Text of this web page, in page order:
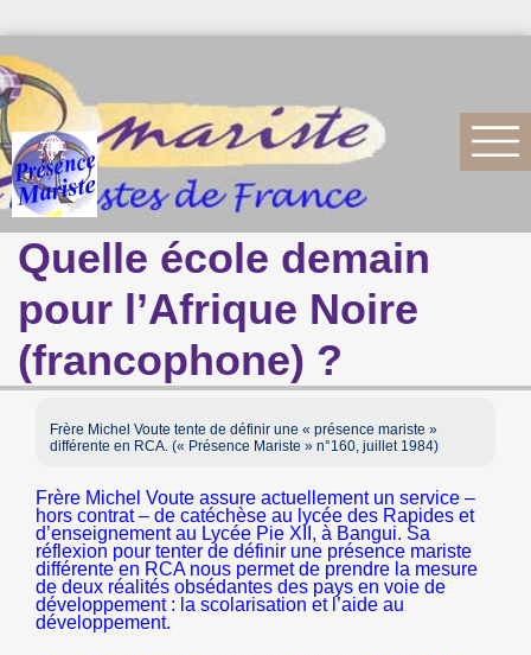
Quelle école demain
pour l’Afrique Noire
(francophone) ?
Frère Michel Voute tente de définir une « présence mariste »
différente en RCA. (« Présence Mariste » n°160, juillet 1984)
Frère Michel Voute assure actuellement un service –
hors contrat – de catéchèse au lycée des Rapides et
d’enseignement au Lycée Pie XII, à Bangui. Sa
réflexion pour tenter de définir une présence mariste
différente en RCA nous permet de prendre la mesure
de deux réalités obsédantes des pays en voie de
développement : la scolarisation et l’aide au
développement.